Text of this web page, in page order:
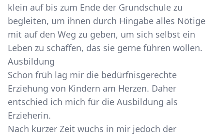
klein auf bis zum Ende der Grundschule zu
begleiten, um ihnen durch Hingabe alles Nötige
mit auf den Weg zu geben, um sich selbst ein
Leben zu schaffen, das sie gerne führen wollen.
Ausbildung
Schon früh lag mir die bedürfnisgerechte
Erziehung von Kindern am Herzen. Daher
entschied ich mich für die Ausbildung als
Erzieherin.
Nach kurzer Zeit wuchs in mir jedoch der